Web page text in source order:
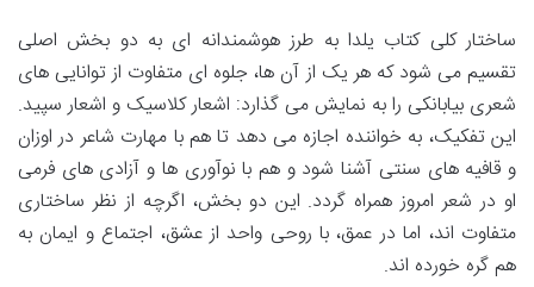
ساختار کلی کتاب یلدا به طرز هوشمندانه ای به دو بخش اصلی
تقسیم می شود که هر یک از آن ها، جلوه ای متفاوت از توانایی های
شعری بیابانکی را به نمایش می گذارد: اشعار کلاسیک و اشعار سپید.
این تفکیک، به خواننده اجازه می دهد تا هم با مهارت شاعر در اوزان
و قافیه های سنتی آشنا شود و هم با نوآوری ها و آزادی های فرمی
او در شعر امروز همراه گردد. این دو بخش، اگرچه از نظر ساختاری
متفاوت اند، اما در عمق، با روحی واحد از عشق، اجتماع و ایمان به
هم گره خورده اند.